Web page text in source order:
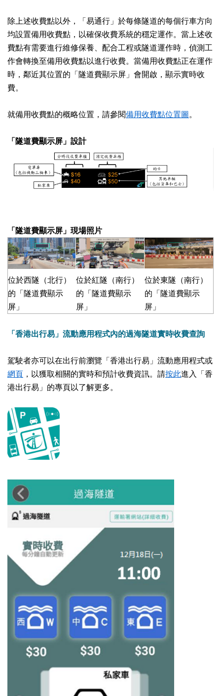
除上述收費點以外，「易通行」於每條隧道的每個行車方向
均設置備用收費點，以確保收費系統的穩定運作。當上述收
費點有需要進行維修保養、配合工程或隧道運作時，偵測工
作會轉換至備用收費點以進行收費。當備用收費點正在運作
時，鄰近其位置的「隧道費顯示屏」會開啟，顯示實時收
費。
就備用收費點的概略位置，請參閱備用收費點位置圖。
「隧道費顯示屏」設計
「隧道費顯示屏」現場照片
位於西隧（北行）
的「隧道費顯示
屏」
位於紅隧（南行）
的「隧道費顯示
屏」
位於東隧（南行）
的「隧道費顯示
屏」
「香港出行易」流動應用程式內的過海隧道實時收費查詢
駕駛者亦可以在出行前瀏覽「香港出行易」流動應用程式或
網頁 ，以獲取相關的實時和預計收費資訊。請按此進入「香
港出行易」的專頁以了解更多。